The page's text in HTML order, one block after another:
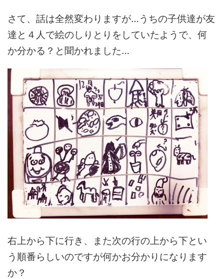
さて、話は全然変わりますが…うちの子供達が友
達と４人で絵のしりとりをしていたようで、何
か分かる？と聞かれました…
右上から下に行き、また次の行の上から下とい
う順番らしいのですが何かお分かりになります
か？